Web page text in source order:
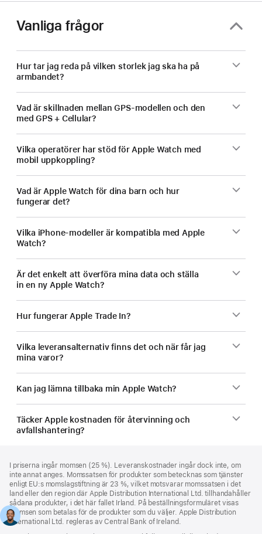
Vanliga frågor
Hur tar jag reda på vilken storlek jag ska ha på
armbandet?
Vad är skillnaden mellan GPS-modellen och den
med GPS + Cellular?
Vilka operatörer har stöd för Apple Watch med
mobil uppkoppling?
Vad är Apple Watch för dina barn och hur
fungerar det?
Vilka iPhone-modeller är kompatibla med Apple
Watch?
Är det enkelt att överföra mina data och ställa
in en ny Apple Watch?
Hur fungerar Apple Trade In?
Vilka leveransalternativ finns det och när får jag
mina varor?
Kan jag lämna tillbaka min Apple Watch?
Täcker Apple kostnaden för återvinning och
avfallshantering?
I priserna ingår momsen (25 %). Leveranskostnader ingår dock inte, om
inte annat anges. Momssatsen för produkter som betecknas som tjänster
enligt EU:s momslagstiftning är 23 %, vilket motsvarar momssatsen i det
land eller den region där Apple Distribution International Ltd. tillhandahåller
sådana produkter, i det här fallet Irland. På beställningsformuläret visas
momsen som betalas för de produkter som du väljer. Apple Distribution
International Ltd. regleras av Central Bank of Ireland.